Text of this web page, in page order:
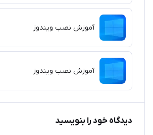
آموزش نصب ویندوز
آموزش نصب ویندوز
دیدگاه خود را بنویسید